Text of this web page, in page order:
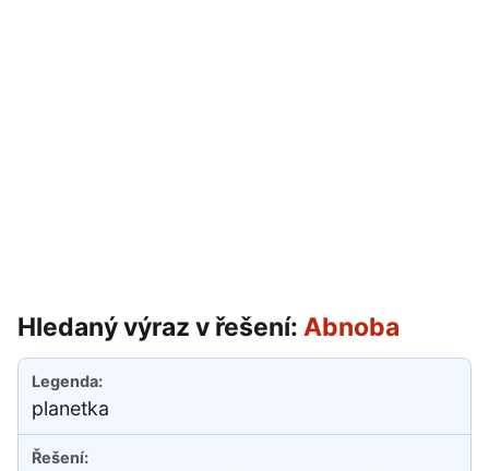
Hledaný výraz v řešení: Abnoba
planetka